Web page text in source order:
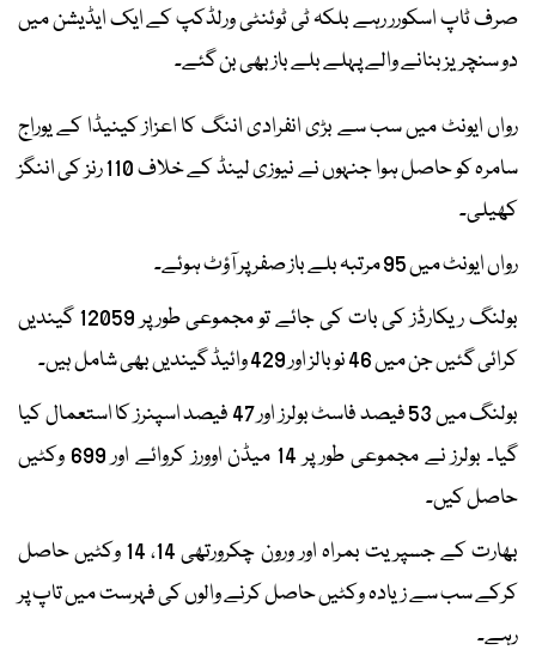
صرف ٹاپ اسکورر رہے بلکہ ٹی ٹوئنٹی ورلڈکپ کے ایک ایڈیشن میں
دو سنچریز بنانے والے پہلے بلے باز بھی بن گئے۔
رواں ایونٹ میں سب سے بڑی انفرادی اننگ کا اعزاز کینیڈا کے یوراج
سامرہ کو حاصل ہوا جنہوں نے نیوزی لینڈ کے خلاف 110 رنز کی اننگز
کھیلی۔
رواں ایونٹ میں 95 مرتبہ بلے باز صفر پر آؤٹ ہوئے۔
بولنگ ریکارڈز کی بات کی جائے تو مجموعی طور پر 12059 گیندیں
کرائی گئیں جن میں 46 نوبالز اور 429 وائیڈ گیندیں بھی شامل ہیں۔
بولنگ میں 53 فیصد فاسٹ بولرز اور 47 فیصد اسپنرز کا استعمال کیا
گیا۔ بولرز نے مجموعی طور پر 14 میڈن اوورز کروائے اور 699 وکٹیں
حاصل کیں۔
بھارت کے جسپریت بمراہ اور ورون چکرورتھی 14، 14 وکٹیں حاصل
کرکے سب سے زیادہ وکٹیں حاصل کرنے والوں کی فہرست میں تاپ پر
رہے۔